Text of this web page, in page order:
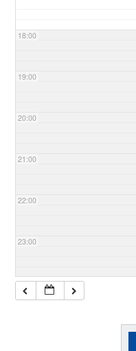
18:00
19:00
20:00
21:00
22:00
23:00